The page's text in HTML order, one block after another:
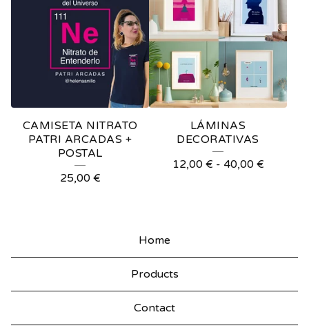
CAMISETA NITRATO
PATRI ARCADAS +
POSTAL
25,00 €
LÁMINAS
DECORATIVAS
12,00 € - 40,00 €
Home
Products
Contact